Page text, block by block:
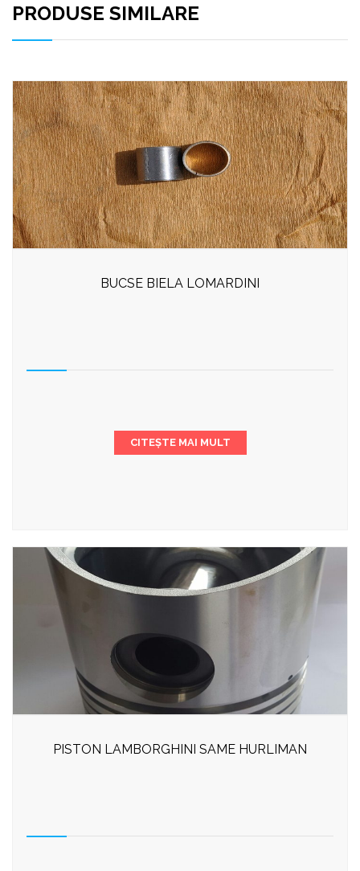
PRODUSE SIMILARE
BUCSE BIELA LOMARDINI
CITEȘTE MAI MULT
PISTON LAMBORGHINI SAME HURLIMAN